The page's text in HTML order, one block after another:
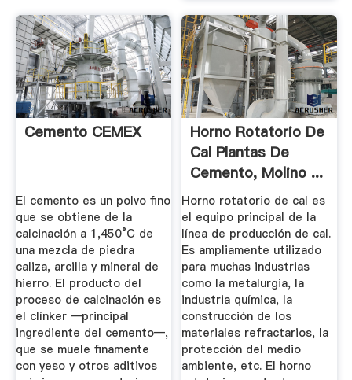
Cemento CEMEX
El cemento es un polvo fino
que se obtiene de la
calcinación a 1,450°C de
una mezcla de piedra
caliza, arcilla y mineral de
hierro. El producto del
proceso de calcinación es
el clínker —principal
ingrediente del cemento—,
que se muele finamente
con yeso y otros aditivos
Horno Rotatorio De
Cal Plantas De
Cemento, Molino ...
Horno rotatorio de cal es
el equipo principal de la
línea de producción de cal.
Es ampliamente utilizado
para muchas industrias
como la metalurgia, la
industria química, la
construcción de los
materiales refractarios, la
protección del medio
ambiente, etc. El horno